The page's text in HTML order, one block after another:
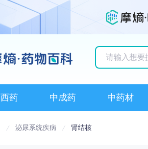
西药 中成药 中药材
泌尿系统疾病 肾结核